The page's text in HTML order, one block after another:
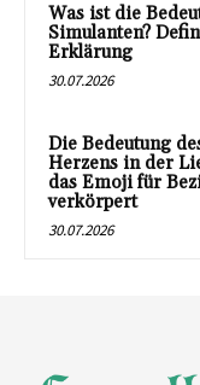
Was ist die
Simulanten?
Erklärung
30.07.2026
Die Bedeutung
Herzens in der
das Emoji für
verkörpert
30.07.2026